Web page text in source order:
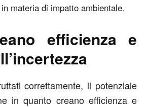
materia di impatto ambientale.
efficienza e
correttamente, il potenziale
in quanto creano efficienza e